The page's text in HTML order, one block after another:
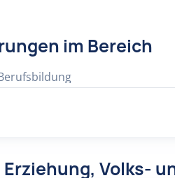
im Bereich
Volks-